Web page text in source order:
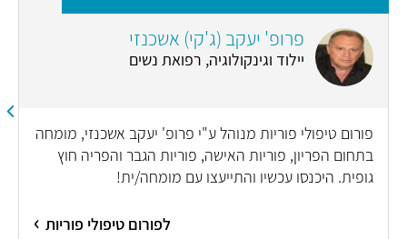
פרופ' יעקב (ג'קי) אשכנזי
יילוד וגינקולוגיה, רפואת נשים
פורום טיפולי פוריות מנוהל ע"י פרופ' יעקב אשכנזי, מומחה
בתחום הפריון, פוריות האישה, פוריות הגבר והפריה חוץ
גופית. היכנסו עכשיו והתייעצו עם מומחה/ית!
לפורום טיפולי פוריות